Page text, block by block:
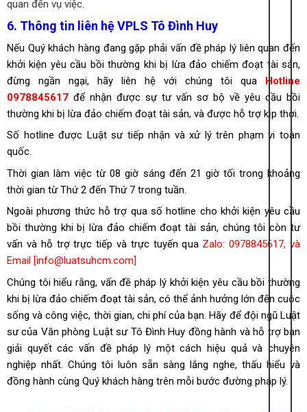
quan đến vụ việc.
6. Thông tin liên hệ VPLS Tô Đình Huy
Nếu Quý khách hàng đang gặp phải vấn đề pháp lý liên quan đến
khởi kiện yêu cầu bồi thường khi bị lừa đảo chiếm đoạt tài sản,
đừng ngần ngại, hãy liên hệ với chúng tôi qua Hotline
0978845617 để nhận được sự tư vấn sơ bộ về yêu cầu bồi
thường khi bị lừa đảo chiếm đoạt tài sản, và được hỗ trợ kịp thời.
Số hotline được Luật sư tiếp nhận và xử lý trên phạm vi toàn
quốc.
Thời gian làm việc từ 08 giờ sáng đến 21 giờ tối trong khoảng
thời gian từ Thứ 2 đến Thứ 7 trong tuần.
Ngoài phương thức hỗ trợ qua số hotline cho khởi kiện yêu cầu
bồi thường khi bị lừa đảo chiếm đoạt tài sản, chúng tôi còn tư
vấn và hỗ trợ trực tiếp và trực tuyến qua Zalo: 0978845617, và
Email [info@luatsuhcm.com]
Chúng tôi hiểu rằng, vấn đề pháp lý khởi kiện yêu cầu bồi thường
khi bị lừa đảo chiếm đoạt tài sản, có thể ảnh hưởng lớn đến cuộc
sống và công việc, thời gian, chi phí của bạn. Hãy để đội ngũ Luật
sư của Văn phòng Luật sư Tô Đình Huy đồng hành và hỗ trợ bạn
giải quyết các vấn đề pháp lý một cách hiệu quả và chuyên
nghiệp nhất. Chúng tôi luôn sẵn sàng lắng nghe, thấu hiểu và
đồng hành cùng Quý khách hàng trên mỗi bước đường pháp lý.